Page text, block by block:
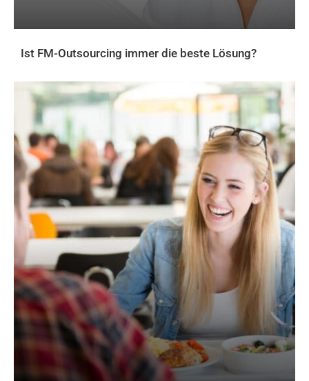
Ist FM-Outsourcing immer die beste Lösung?